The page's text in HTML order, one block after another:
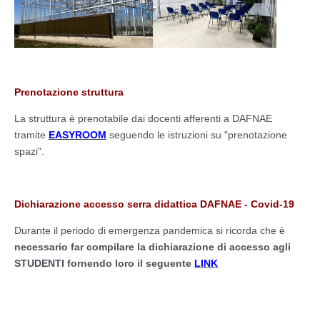
Prenotazione struttura
La struttura è prenotabile dai docenti afferenti a DAFNAE
tramite EASYROOM seguendo le istruzioni su "prenotazione
spazi".
Dichiarazione accesso serra didattica DAFNAE - Covid-19
Durante il periodo di emergenza pandemica si ricorda che è
necessario far compilare la dichiarazione di accesso agli
STUDENTI fornendo loro il seguente LINK